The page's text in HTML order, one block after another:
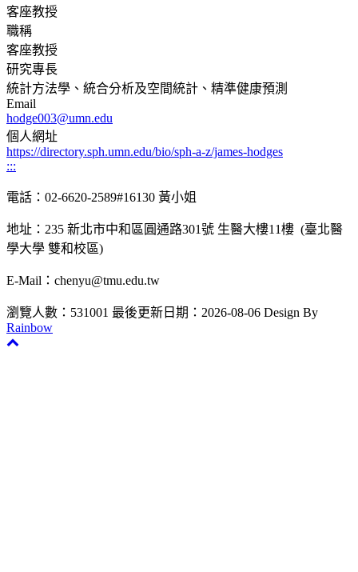
客座教授
職稱
客座教授
研究專長
統計方法學、統合分析及空間統計、精準健康預測
Email
hodge003@umn.edu
個人網址
https://directory.sph.umn.edu/bio/sph-a-z/james-hodges
:::
電話：02-6620-2589#16130 黃小姐
地址：235 新北市中和區圓通路301號 生醫大樓11樓 (臺北醫
學大學 雙和校區)
E-Mail：chenyu@tmu.edu.tw
瀏覽人數：531001 最後更新日期：2026-08-06 Design By
Rainbow